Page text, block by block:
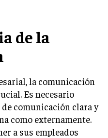
FINANCIEROS
FINANCIEROS
de la
la comunicación
Es necesario
comunicación clara y
como externamente.
a sus empleados